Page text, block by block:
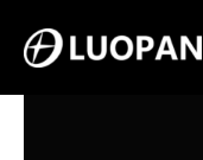
content